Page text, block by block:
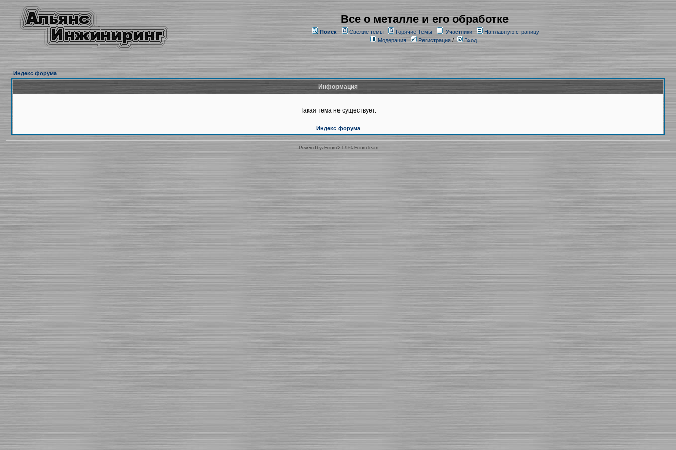
Все о металле и его обработке
Поиск Свежие темы Горячие Темы Участники
На главную страницу
Модерация
Регистрация/ Вход
Индекс форума
Информация
Такая тема не существует.
Индекс форума
Powered byJForum 2.1.9©JForum Team